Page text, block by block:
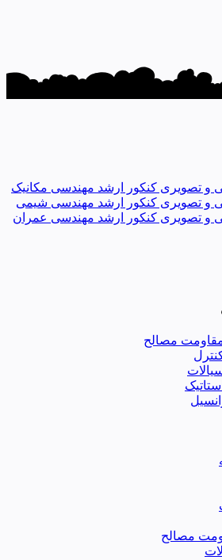
و تصویری کنکور ارشد مهندسی مکانیک
و تصویری کنکور ارشد مهندسی شیمی
و تصویری کنکور ارشد مهندسی عمران
مصالح
مصالح